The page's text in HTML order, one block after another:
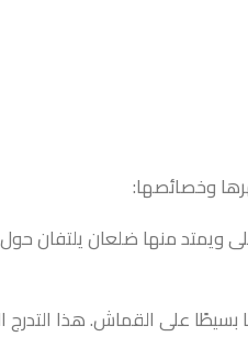
وخصائصها:
ويمتد منها ضلعان يلتفان
على القماش. هذا التدرج